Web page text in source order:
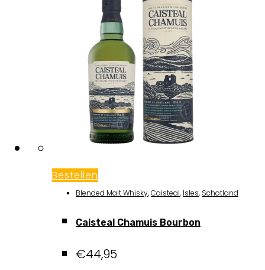
Bestellen
Blended Malt Whisky,Caisteal, Isles, Schotland
Caisteal Chamuis Bourbon
€44,95